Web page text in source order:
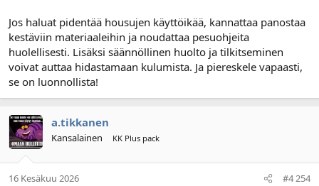
Jos haluat pidentää housujen käyttöikää, kannattaa panostaa
kestäviin materiaaleihin ja noudattaa pesuohjeita
huolellisesti. Lisäksi säännöllinen huolto ja tilkitseminen
voivat auttaa hidastamaan kulumista. Ja piereskele vapaasti,
se on luonnollista!
a.tikkanen
Kansalainen KK Plus pack
16 Kesäkuu 2026 #4 254